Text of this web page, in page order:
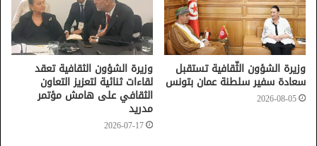
وبالمناسبة، ثمّنت وزيرة الشؤون الثقافية عمق علاقات التواصل
بين الجمهوريتين التونسية والأرمينية في المجال الثقافي،
مؤكّدة حرص تونس المستمرّ على الانفتاح أكثر على الحضارات
الأخرى ومختلف الثقافات العالمية في كلّ المجالات المتنوّعة
للتعريف بأهمية التجربة الإبداعية التونسية.
من جهته، أكّد سعادة سفير جمهورية أرمينيا ضرورة تكثيف
وزيرة الشؤون الثّقافية تستقبل
سعادة سفير سلطنة عمان بتونس
2026-08-05
وزيرة الشؤون الثقافية تعقد
لقاءات ثنائية لتعزيز التعاون
الثقافي على هامش مؤتمر
مدريد
2026-07-17